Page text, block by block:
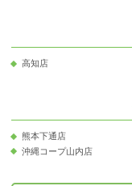
高知店
熊本下通店
沖縄コープ山内店